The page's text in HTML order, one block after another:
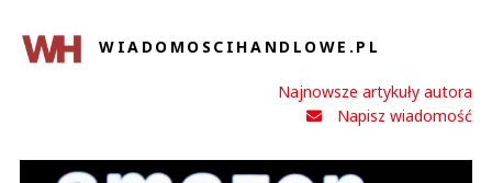
WIADOMOSCIHANDLOWE.PL
Najnowsze artykuły autora
Napisz wiadomość